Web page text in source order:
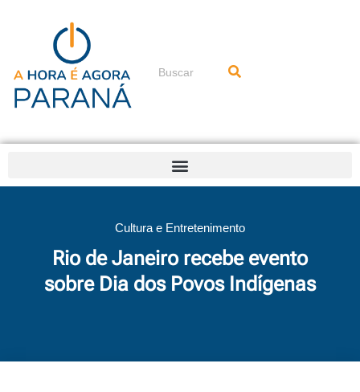
conteúdo
Pesquisar
Cultura e Entretenimento
Rio de Janeiro recebe evento
sobre Dia dos Povos Indígenas